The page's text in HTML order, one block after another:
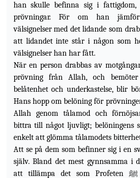
han skulle befinna sig i fattigdom,
prövningar. För om han
välsignelser med det lidande som
att lidandet inte står i någon som
välsignelser han har fått.
När en person drabbas av
prövning från Allah, och
belåtenhet och underkastelse, blir
Hans hopp om belöning för
Allah genom tålamod och
bittra till något ljuvligt; belöningens
enkelt att glömma tålamodets
Att se på dem som befinner sig i en
själv. Bland det mest gynnsamma i
att tillämpa det som Profeten ﷺ vägledde till i den